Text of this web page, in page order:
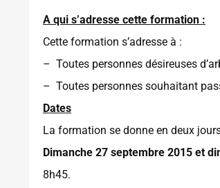
A qui s’adresse cette formation :
Cette formation s’adresse à :
– Toutes personnes désireuses
– Toutes personnes souhaitant
Dates
La formation se donne en deux
Dimanche 27 septembre 2015 et
8h45.